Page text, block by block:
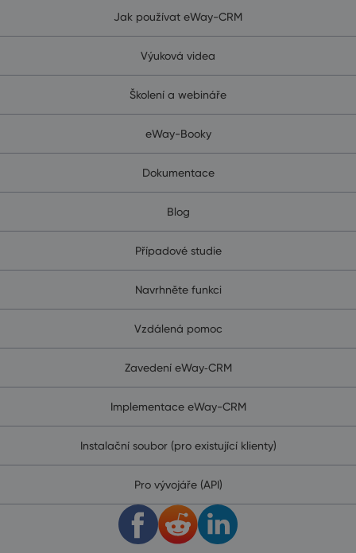
Jak používat eWay-CRM
Výuková videa
Školení a webináře
eWay-Booky
Dokumentace
Blog
Případové studie
Navrhněte funkci
Vzdálená pomoc
Zavedení eWay‑CRM
Implementace eWay-CRM
Instalační soubor (pro existující klienty)
Pro vývojáře (API)